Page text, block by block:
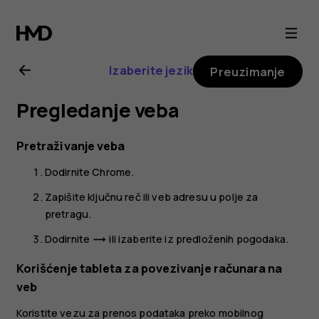
Uputstvo
za
korisnike
za
Nokia
T20
Izaberite jezik Preuzimanje
Pregledanje veba
Pretraživanje veba
DodirniteChrome.
Zapišite ključnu reč ili veb adresu u polje za
pretragu.
Dodirnite trending_flat ili izaberite iz predloženih pogodaka.
Korišćenje tableta za povezivanje računara na
veb
Koristite vezu za prenos podataka preko mobilnog